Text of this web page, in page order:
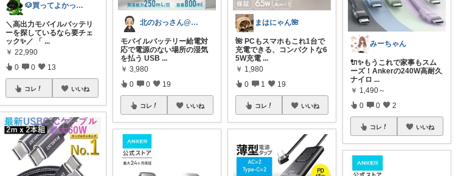
🐶買ってよかった日和 by メロ🐸
＼高出力モバイルバッテリ
ーを探しているなら要チェ
ック✨／ 「 ...
￥ 22,990
0 0 13
コレ いいね
北のおっさん@ガジェット好き
モバイルバッテリー給電対
応で電源のない場所の湿気
を払う USB ...
￥ 3,980
0 0 19
コレ いいね
まはにゃん🌺
🌺 PCもスマホもこれ1台で
充電できる、コンパクトな6
5W充電 ...
￥ 1,980
0 1 19
コレ いいね
みーちゃん
🔌✨もうこれで家事もスム
ーズ！Ankerの240W高耐久
ナイロ ...
￥ 1,490～
0 0 2
コレ いいね